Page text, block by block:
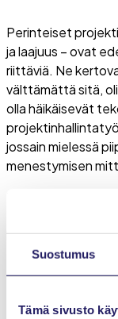
Suostumus
Tämä sivusto
Perinteiset
ja laajuus – ovat
riittäviä. Ne
välttämättä sitä,
olla häikäisevät
jossain mielessä
menestymisen
Tällaisena
kts.https://